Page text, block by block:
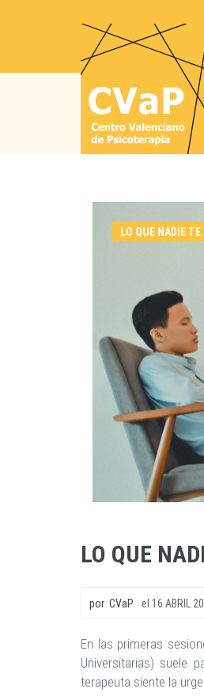
LO QUE NADIE
LO QUE
por CVaP el 16 ABRIL
En las primeras
Universitarias) suele
terapeuta siente la